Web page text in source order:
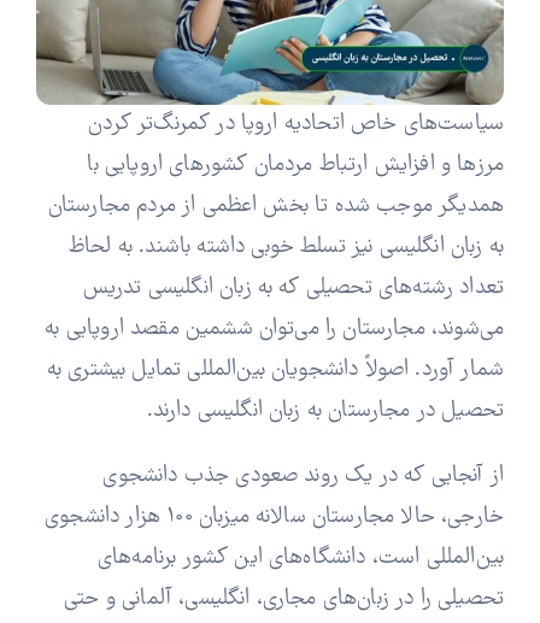
سیاست‌های خاص اتحادیه اروپا در کمرنگ‌تر کردن
مرزها و افزایش ارتباط مردمان کشورهای اروپایی با
همدیگر موجب شده تا بخش اعظمی از مردم مجارستان
به زبان انگلیسی نیز تسلط خوبی داشته باشند. به لحاظ
تعداد رشته‌های تحصیلی که به زبان انگلیسی تدریس
می‌شوند، مجارستان را می‌توان ششمین مقصد اروپایی به
شمار آورد. اصولاً دانشجویان بین‌المللی تمایل بیشتری به
تحصیل در مجارستان به زبان انگلیسی دارند.
از آنجایی که در یک روند صعودی جذب دانشجوی
خارجی، حالا مجارستان سالانه میزبان 100 هزار دانشجوی
بین‌المللی است، دانشگاه‌های این کشور برنامه‌های
تحصیلی را در زبان‌های مجاری، انگلیسی، آلمانی و حتی